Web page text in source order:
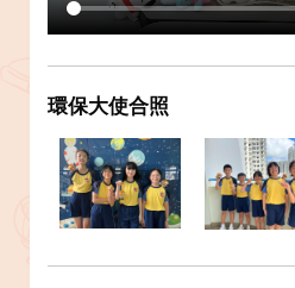
環保大使合照